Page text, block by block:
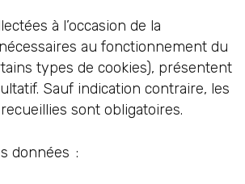
à l’occasion de la
au fonctionnement du
types de cookies), présentent
Sauf indication contraire, les
sont obligatoires.
données :